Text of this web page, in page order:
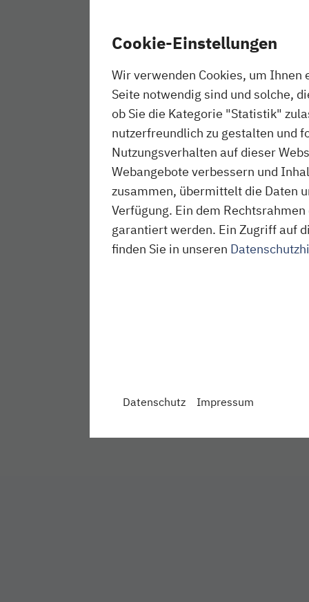
Foto: Karl-May-Spiele Bad Segeberg
Cookie-Einstellungen
Wir verwenden Cookies, um
Seite notwendig sind und solche,
ob Sie die Kategorie "Statistik"
nutzerfreundlich zu gestalten und
Nutzungsverhalten auf dieser
Webangebote verbessern und
zusammen, übermittelt die Daten
Verfügung. Ein dem
garantiert werden. Ein Zugriff auf
finden Sie in unseren
Datenschutz Impressum